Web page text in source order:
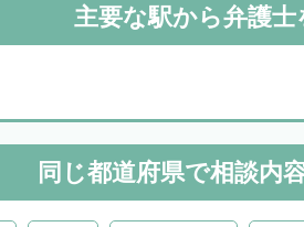
秩父郡横瀬町 秩父郡長瀞町
主要な駅から弁護士
同じ都道府県で相談内